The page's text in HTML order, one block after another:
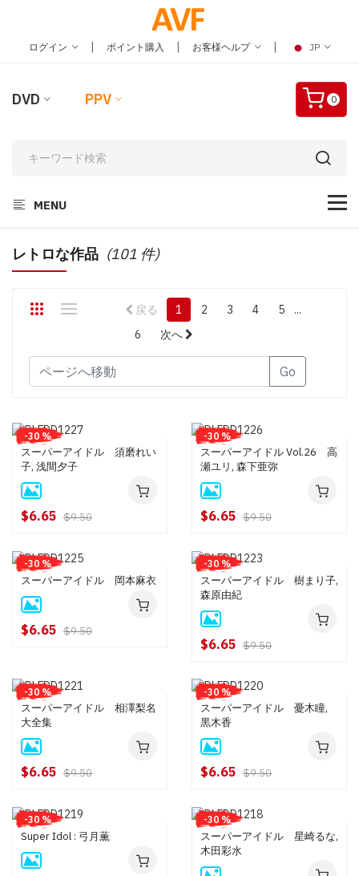
ログイン | ポイント購入 | お客様ヘルプ | JP
DVD PPV 0
MENU
レトロな作品 (101 件)
戻る 1 2 3 4 5
...
6
次へ
Go
-30 %
スーパーアイドル 須磨れい
子, 浅間夕子
$6.65 $9.50
-30 %
スーパーアイドル Vol.26 高
瀬ユリ, 森下亜弥
$6.65 $9.50
-30 %
スーパーアイドル 岡本麻衣
$6.65 $9.50
-30 %
スーパーアイドル 樹まり子,
森原由紀
$6.65 $9.50
-30 %
スーパーアイドル 相澤梨名
大全集
$6.65 $9.50
-30 %
スーパーアイドル 憂木瞳,
黒木香
$6.65 $9.50
-30 %
Super Idol : 弓月薫
-30 %
スーパーアイドル 星崎るな,
木田彩水